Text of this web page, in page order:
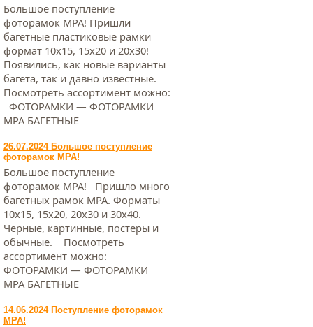
Большое поступление
фоторамок МРА! Пришли
багетные пластиковые рамки
формат 10х15, 15х20 и 20х30!
Появились, как новые варианты
багета, так и давно известные.
Посмотреть ассортимент можно:
ФОТОРАМКИ — ФОТОРАМКИ
МРА БАГЕТНЫЕ
26.07.2024 Большое поступление
фоторамок МРА!
Большое поступление
фоторамок МРА! Пришло много
багетных рамок МРА. Форматы
10х15, 15х20, 20х30 и 30х40.
Черные, картинные, постеры и
обычные. Посмотреть
ассортимент можно:
ФОТОРАМКИ — ФОТОРАМКИ
МРА БАГЕТНЫЕ
14.06.2024 Поступление фоторамок
МРА!